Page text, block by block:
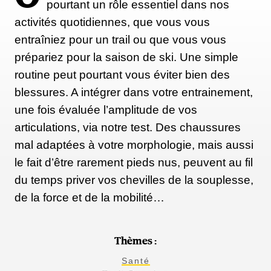
« Comme c'est l'intersaison, le fait d'avoir moins de
volume de course aide à gagner en force, sans mettre
en péril ma forme physique », explique-t-elle. « Le
renforcement musculaire m'a permis d’enchaîner les
blocs d'entraînement les uns après les autres sans
blessure, tout en améliorant mon économie de
course, ma VO2max et plus généralement ma
performance en compétition ».
Alors, que vous préfériez des séances plus courtes et
longues par semaine, la musculation est davantage
pourtant un rôle essentiel dans nos
activités quotidiennes, que vous vous
entraîniez pour un trail ou que vous vous
prépariez pour la saison de ski. Une simple
routine peut pourtant vous éviter bien des
blessures. A intégrer dans votre entrainement,
une fois évaluée l’amplitude de vos
articulations, via notre test. Des chaussures
mal adaptées à votre morphologie, mais aussi
le fait d’être rarement pieds nus, peuvent au fil
du temps priver vos chevilles de la souplesse,
de la force et de la mobilité…
Thèmes :
Santé